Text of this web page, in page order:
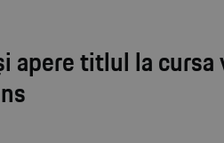
apere titlul la